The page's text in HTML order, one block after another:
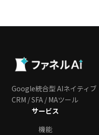
Google統合型 AIネイティブ
CRM / SFA / MAツール
サービス
機能